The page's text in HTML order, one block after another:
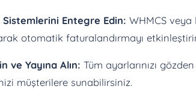
Sistemlerini Entegre Edin: WHMCS
otomatik faturalandırmayı
ve Yayına Alın: Tüm ayarlarınızı
müşterilere sunabilirsiniz.